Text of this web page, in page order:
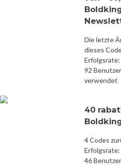
Die letzte
dieses
Erfolgsrate:
92
verwendet
40
4 Codes
Erfolgsrate:
46